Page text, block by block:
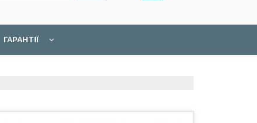
ГАРАНТІЇ